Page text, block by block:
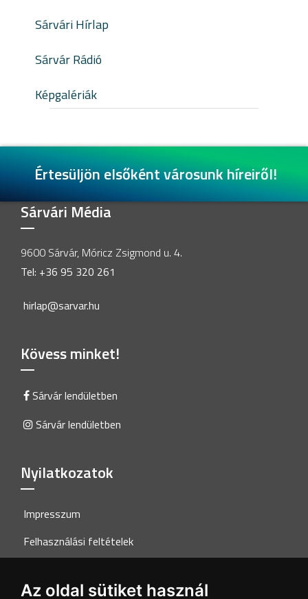
Az oldal sütiket használ
Sárvári Hírlap
Sárvár Rádió
Képgalériák
Értesüljön elsőként városunk híreiről!
Sárvári Média
9600 Sárvár, Móricz Zsigmond u. 4.
Tel: +36 95 320 261
hirlap@sarvar.hu
Kövess minket!
Sárvár lendületben
Sárvár lendületben
Nyilatkozatok
Impresszum
Felhasználási feltételek